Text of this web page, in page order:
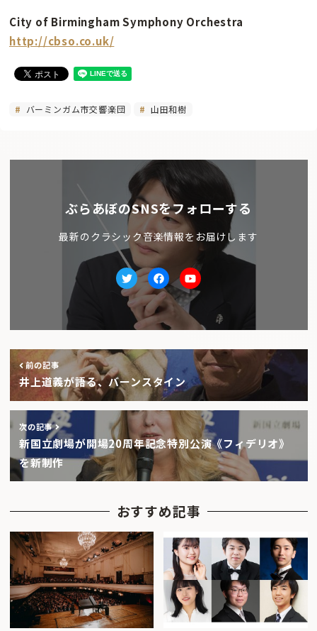
City of Birmingham Symphony Orchestra
http://cbso.co.uk/
バーミンガム市交響楽団 山田和樹
ぶらあぼのSNSをフォローする
最新のクラシック音楽情報をお届けします
TwitterfacebookYoutube
前の記事
井上道義が語る、バーンスタイン
次の記事
新国立劇場が開場20周年記念特別公演《フィデリオ》
を新制作
おすすめ記事